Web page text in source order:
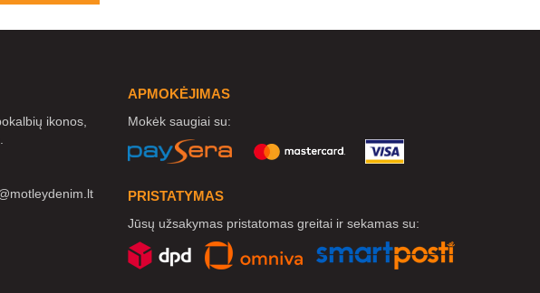
ikonos,
APMOKĖJIMAS
Mokėk saugiai su:
PRISTATYMAS
Jūsų užsakymas pristatomas greitai ir sekamas su: